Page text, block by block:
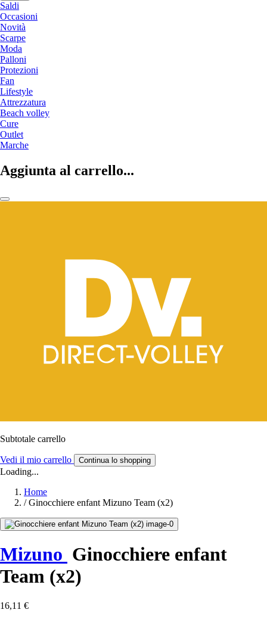
Saldi
Occasioni
Novità
Scarpe
Moda
Palloni
Protezioni
Fan
Lifestyle
Attrezzatura
Beach volley
Cure
Outlet
Marche
Aggiunta al carrello...
Subtotale carrello
Vedi il mio carrello Continua lo shopping
Loading...
Home
/ Ginocchiere enfant Mizuno Team (x2)
Mizuno Ginocchiere enfant
Team (x2)
16,11 €